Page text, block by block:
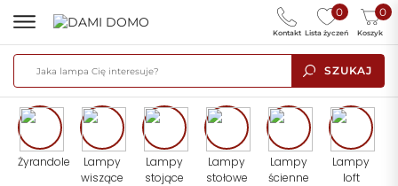
SZUKAJ
0
Lista życzeń
0
Koszyk
Kontakt
Żyrandole
Lampy
wiszące
Lampy
stojące
Lampy
stołowe
Lampy
ścienne
Lampy
loft